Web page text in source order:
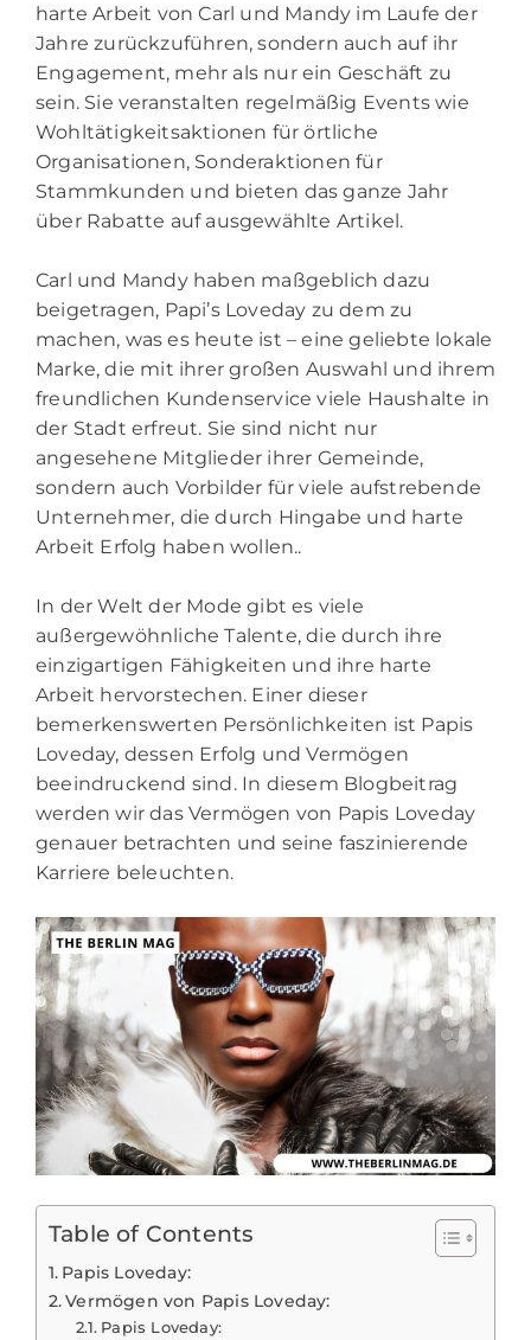
harte Arbeit von Carl und Mandy im Laufe der
Jahre zurückzuführen, sondern auch auf ihr
Engagement, mehr als nur ein Geschäft zu
sein. Sie veranstalten regelmäßig Events wie
Wohltätigkeitsaktionen für örtliche
Organisationen, Sonderaktionen für
Stammkunden und bieten das ganze Jahr
über Rabatte auf ausgewählte Artikel.
Carl und Mandy haben maßgeblich dazu
beigetragen, Papi’s Loveday zu dem zu
machen, was es heute ist – eine geliebte lokale
Marke, die mit ihrer großen Auswahl und ihrem
freundlichen Kundenservice viele Haushalte in
der Stadt erfreut. Sie sind nicht nur
angesehene Mitglieder ihrer Gemeinde,
sondern auch Vorbilder für viele aufstrebende
Unternehmer, die durch Hingabe und harte
Arbeit Erfolg haben wollen..
In der Welt der Mode gibt es viele
außergewöhnliche Talente, die durch ihre
einzigartigen Fähigkeiten und ihre harte
Arbeit hervorstechen. Einer dieser
bemerkenswerten Persönlichkeiten ist Papis
Loveday, dessen Erfolg und Vermögen
beeindruckend sind. In diesem Blogbeitrag
werden wir das Vermögen von Papis Loveday
genauer betrachten und seine faszinierende
Karriere beleuchten.
Table of Contents
Papis Loveday:
Vermögen von Papis Loveday:
Papis Loveday: